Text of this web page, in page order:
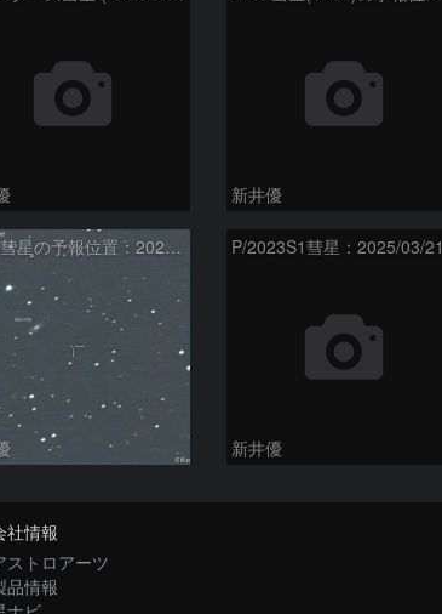
新井優
433P彗星の予報位置：2025/05/04 P/2023S1彗星：2025/03/21
新井優
社情報
ストロアーツ
品情報